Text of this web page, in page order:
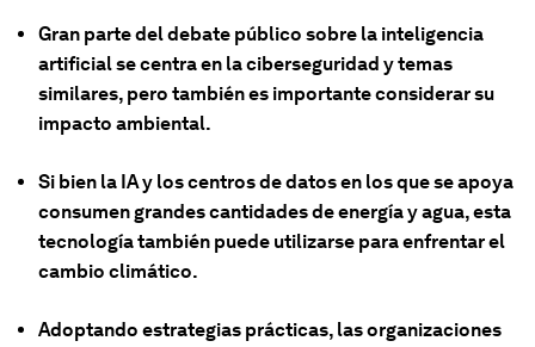
Gran parte del debate público sobre la inteligencia
artificial se centra en la ciberseguridad y temas
similares, pero también es importante considerar su
impacto ambiental.
Si bien la IA y los centros de datos en los que se apoya
consumen grandes cantidades de energía y agua, esta
tecnología también puede utilizarse para enfrentar el
cambio climático.
Adoptando estrategias prácticas, las organizaciones